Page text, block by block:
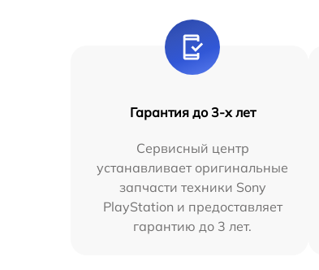
Гарантия до 3-х лет
Сервисный центр
устанавливает оригинальные
запчасти техники Sony
PlayStation и предоставляет
гарантию до 3 лет.